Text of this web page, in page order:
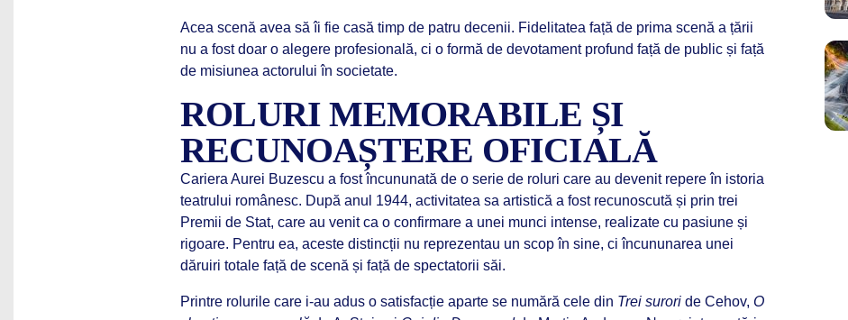
Acea scenă avea să îi fie casă timp de patru decenii. Fidelitatea față de prima scenă a țării
nu a fost doar o alegere profesională, ci o formă de devotament profund față de public și față
de misiunea actorului în societate.
ROLURI MEMORABILE ȘI
RECUNOAȘTERE OFICIALĂ
Cariera Aurei Buzescu a fost încununată de o serie de roluri care au devenit repere în istoria
teatrului românesc. După anul 1944, activitatea sa artistică a fost recunoscută și prin trei
Premii de Stat, care au venit ca o confirmare a unei munci intense, realizate cu pasiune și
rigoare. Pentru ea, aceste distincții nu reprezentau un scop în sine, ci încununarea unei
dăruiri totale față de scenă și față de spectatorii săi.
Printre rolurile care i-au adus o satisfacție aparte se numără cele din Trei surori de Cehov, O